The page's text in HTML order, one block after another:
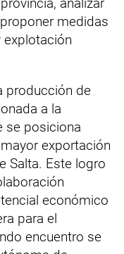
medidas
explotación
producción de
a la
se posiciona
exportación
Salta. Este logro
económico
para el
encuentro se